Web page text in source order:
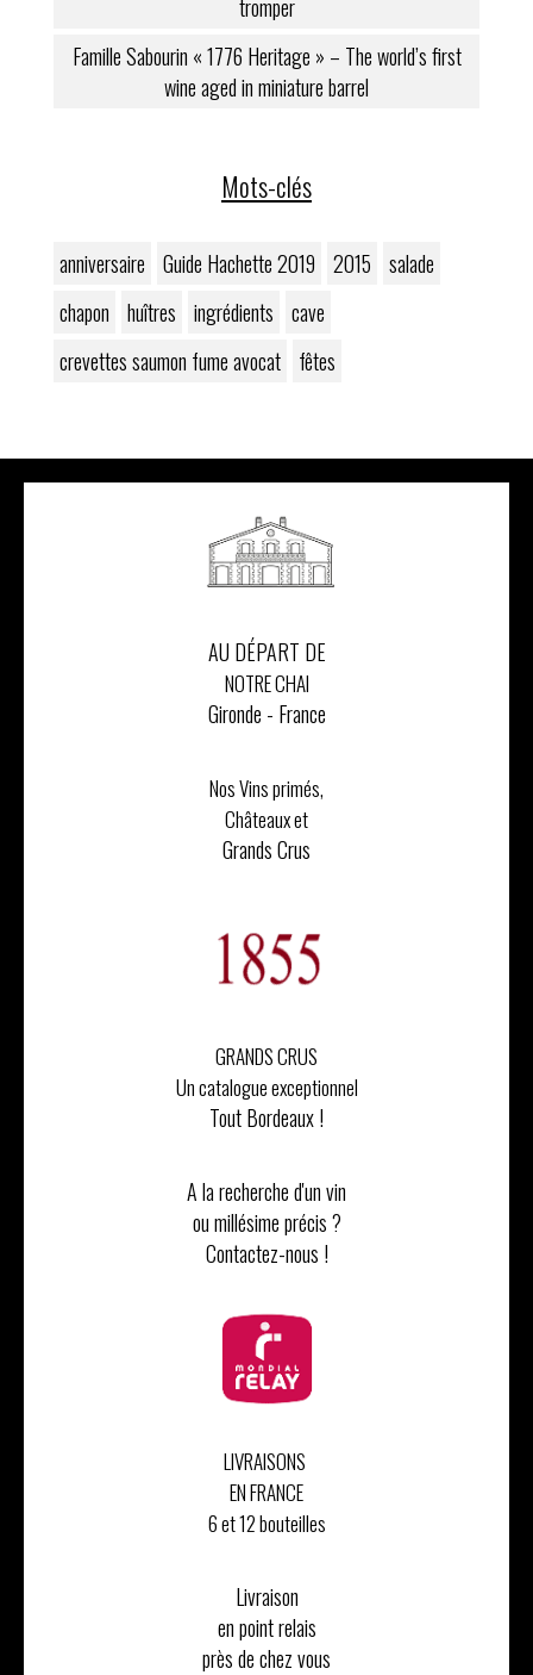
tromper
Famille Sabourin « 1776 Heritage » – The world’s first
wine aged in miniature barrel
Mots-clés
anniversaire Guide Hachette 2019 2015
salade
chapon
huîtres ingrédients
cave
crevettes saumon fume avocat
fêtes
AU DÉPART DE
NOTRE CHAI
Gironde - France
Nos Vins primés,
Châteaux et
Grands Crus
GRANDS CRUS
Un catalogue exceptionnel
Tout Bordeaux !
A la recherche d'un vin
ou millésime précis ?
Contactez-nous !
LIVRAISONS
EN FRANCE
6 et 12 bouteilles
Livraison
en point relais
près de chez vous